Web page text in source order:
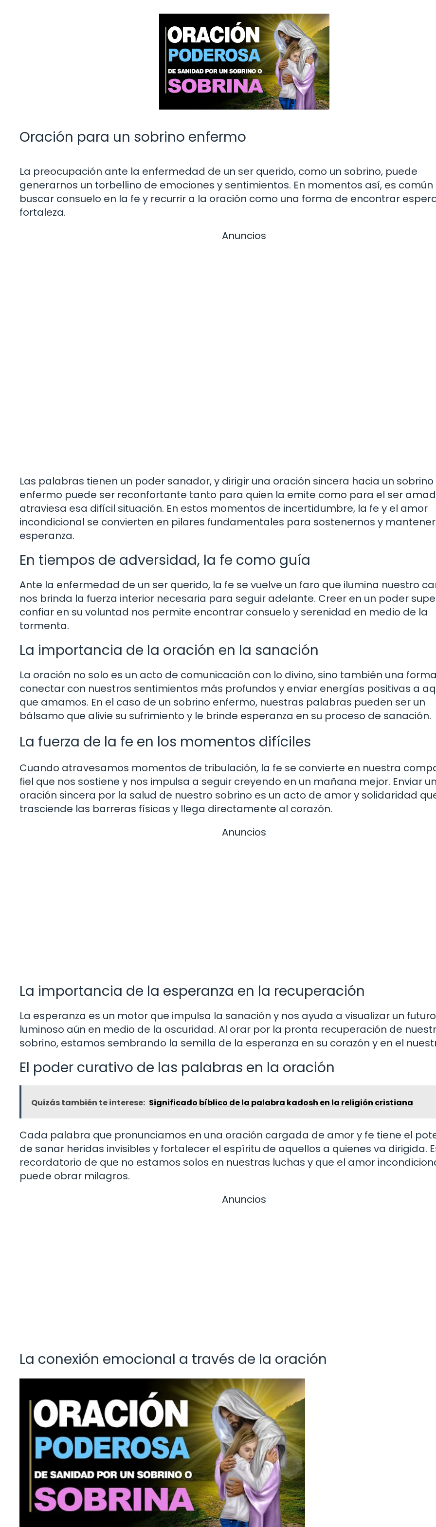
Oración para un sobrino enfermo
La preocupación ante la enfermedad de un ser querido, como un sobrino, puede
generarnos un torbellino de emociones y sentimientos. En momentos así, es común
buscar consuelo en la fe y recurrir a la oración como una forma de encontrar
fortaleza.
Anuncios
Las palabras tienen un poder sanador, y dirigir una oración sincera hacia un sobrino
enfermo puede ser reconfortante tanto para quien la emite como para el ser
atraviesa esa difícil situación. En estos momentos de incertidumbre, la fe y el amor
incondicional se convierten en pilares fundamentales para sostenernos y
esperanza.
En tiempos de adversidad, la fe como guía
Ante la enfermedad de un ser querido, la fe se vuelve un faro que ilumina nuestro
nos brinda la fuerza interior necesaria para seguir adelante. Creer en un poder
confiar en su voluntad nos permite encontrar consuelo y serenidad en medio de la
tormenta.
La importancia de la oración en la sanación
La oración no solo es un acto de comunicación con lo divino, sino también una
conectar con nuestros sentimientos más profundos y enviar energías positivas a
que amamos. En el caso de un sobrino enfermo, nuestras palabras pueden ser un
bálsamo que alivie su sufrimiento y le brinde esperanza en su proceso de sanación.
La fuerza de la fe en los momentos difíciles
Cuando atravesamos momentos de tribulación, la fe se convierte en nuestra
fiel que nos sostiene y nos impulsa a seguir creyendo en un mañana mejor. Enviar
oración sincera por la salud de nuestro sobrino es un acto de amor y solidaridad
trasciende las barreras físicas y llega directamente al corazón.
Anuncios
La importancia de la esperanza en la recuperación
La esperanza es un motor que impulsa la sanación y nos ayuda a visualizar un futuro
luminoso aún en medio de la oscuridad. Al orar por la pronta recuperación de
sobrino, estamos sembrando la semilla de la esperanza en su corazón y en el
El poder curativo de las palabras en la oración
Quizás también te interese: Significado bíblico de la palabra kadosh en la religión cristiana
Cada palabra que pronunciamos en una oración cargada de amor y fe tiene el
de sanar heridas invisibles y fortalecer el espíritu de aquellos a quienes va dirigida.
recordatorio de que no estamos solos en nuestras luchas y que el amor
puede obrar milagros.
Anuncios
La conexión emocional a través de la oración